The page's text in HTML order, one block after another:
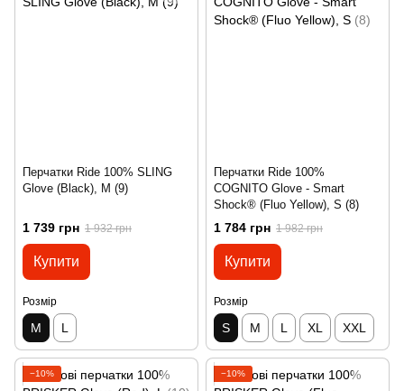
Перчатки Ride 100% SLING
Glove (Black), M (9)
1 739 грн 1 932 грн
Купити
Розмір
M L
Перчатки Ride 100%
COGNITO Glove - Smart
Shock® (Fluo Yellow), S (8)
1 784 грн 1 982 грн
Купити
Розмір
S M L XL XXL
−10% −10%